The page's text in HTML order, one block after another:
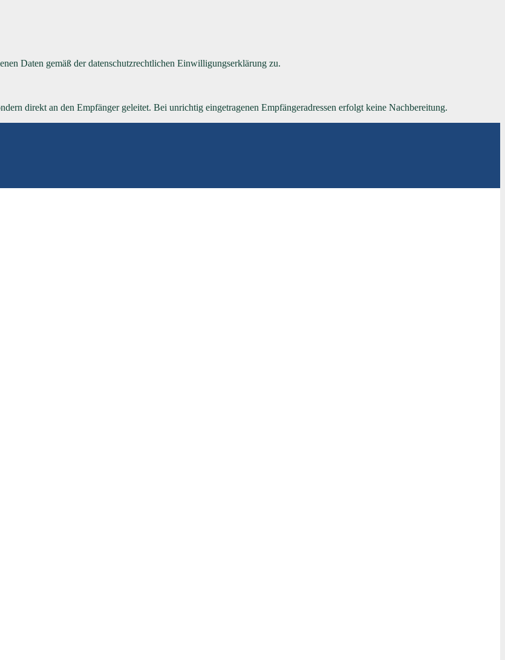
Daten gemäß der datenschutzrechtlichen Einwilligungserklärung zu.
direkt an den Empfänger geleitet. Bei unrichtig eingetragenen Empfängeradressen erfolgt keine Nachbereitung.